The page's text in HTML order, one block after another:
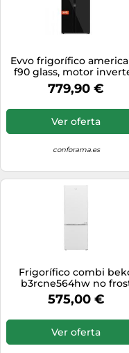
Evvo frigorífico
f90 glass, motor
glass door,
779,90 €
Ver oferta
conforama.es
Frigorífico combi
b3rcne564hw no
192cm 340l blanco clase
575,00 €
Ver oferta